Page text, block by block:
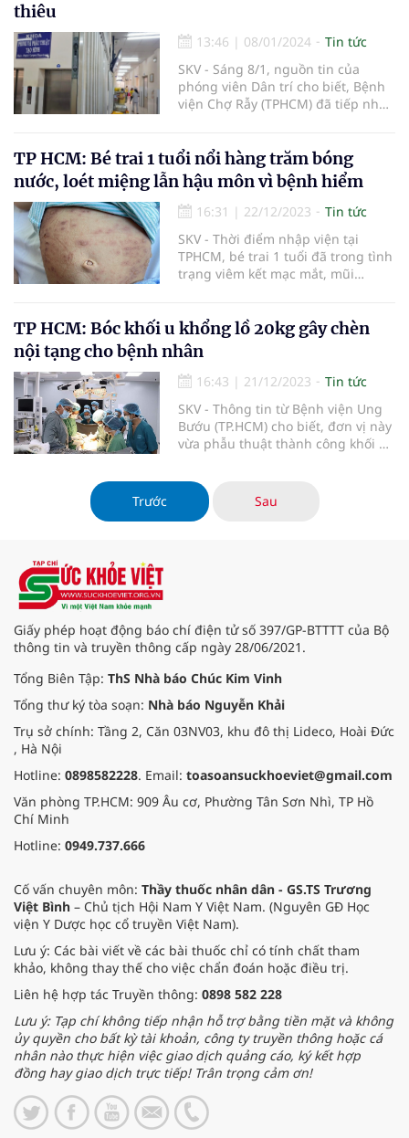
thiêu
13:46 | 08/01/2024
Tin tức
SKV - Sáng 8/1, nguồn tin của
phóng viên Dân trí cho biết, Bệnh
viện Chợ Rẫy (TPHCM) đã tiếp nhận
TP HCM: Bé trai 1 tuổi nổi hàng trăm bóng
nước, loét miệng lẫn hậu môn vì bệnh hiểm
16:31 | 22/12/2023
Tin tức
SKV - Thời điểm nhập viện tại
TPHCM, bé trai 1 tuổi đã trong tình
trạng viêm kết mạc mắt, mũi
trùng huyết, suy đa tạng.
TP HCM: Bóc khối u khổng lồ 20kg gây chèn
nội tạng cho bệnh nhân
16:43 | 21/12/2023
Tin tức
SKV - Thông tin từ Bệnh viện Ung
Bướu (TP.HCM) cho biết, đơn vị này
vừa phẫu thuật thành công khối u
cho bệnh nhân nữ 46 tuổi.
Trước
Sau
Giấy phép hoạt động báo chí điện tử số 397/GP-BTTTT của Bộ
thông tin và truyền thông cấp ngày 28/06/2021.
Tổng Biên Tập: ThS Nhà báo Chúc Kim Vinh
Tổng thư ký tòa soạn: Nhà báo Nguyễn Khải
Trụ sở chính: Tầng 2, Căn 03NV03, khu đô thị Lideco, Hoài Đức
, Hà Nội
Hotline: 0898582228. Email: toasoansuckhoeviet@gmail.com
Văn phòng TP.HCM: 909 Âu cơ, Phường Tân Sơn Nhì, TP Hồ
Chí Minh
Hotline: 0949.737.666
Cố vấn chuyên môn: Thầy thuốc nhân dân - GS.TS Trương
Việt Bình – Chủ tịch Hội Nam Y Việt Nam. (Nguyên GĐ Học
viện Y Dược học cổ truyền Việt Nam).
Lưu ý: Các bài viết về các bài thuốc chỉ có tính chất tham
khảo, không thay thế cho việc chẩn đoán hoặc điều trị.
Liên hệ hợp tác Truyền thông: 0898 582 228
Lưu ý: Tạp chí không tiếp nhận hỗ trợ bằng tiền mặt và không
ủy quyền cho bất kỳ tài khoản, công ty truyền thông hoặc cá
nhân nào thực hiện việc giao dịch quảng cáo, ký kết hợp
đồng hay giao dịch trực tiếp! Trân trọng cảm ơn!